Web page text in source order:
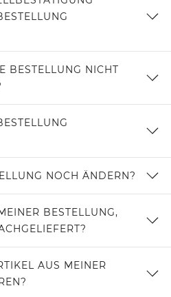
BESTELLUNG NICHT
NOCH ÄNDERN?
BESTELLUNG,
AUS MEINER